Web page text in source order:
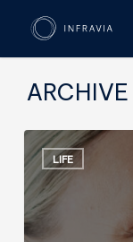
LIFE
Data
et
IA
:
mieux
éclairer